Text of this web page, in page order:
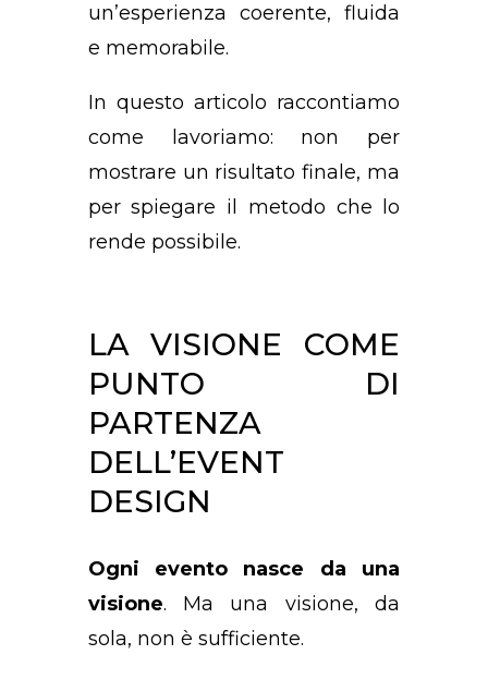
un’esperienza coerente, fluida
e memorabile.
In questo articolo raccontiamo
come lavoriamo: non per
mostrare un risultato finale, ma
per spiegare il metodo che lo
rende possibile.
LA VISIONE COME
PUNTO DI
PARTENZA
DELL’EVENT
DESIGN
Ogni evento nasce da una
visione. Ma una visione, da
sola, non è sufficiente.